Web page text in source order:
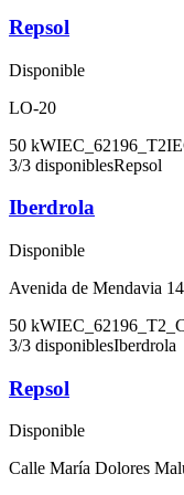
Repsol
Disponible
LO-20
50 kWIEC_62196_T2
3/3 disponiblesRepsol
Iberdrola
Disponible
Avenida de Mendavia 14
50 kW
3/3 disponiblesIberdrola
Repsol
Disponible
Calle María Dolores